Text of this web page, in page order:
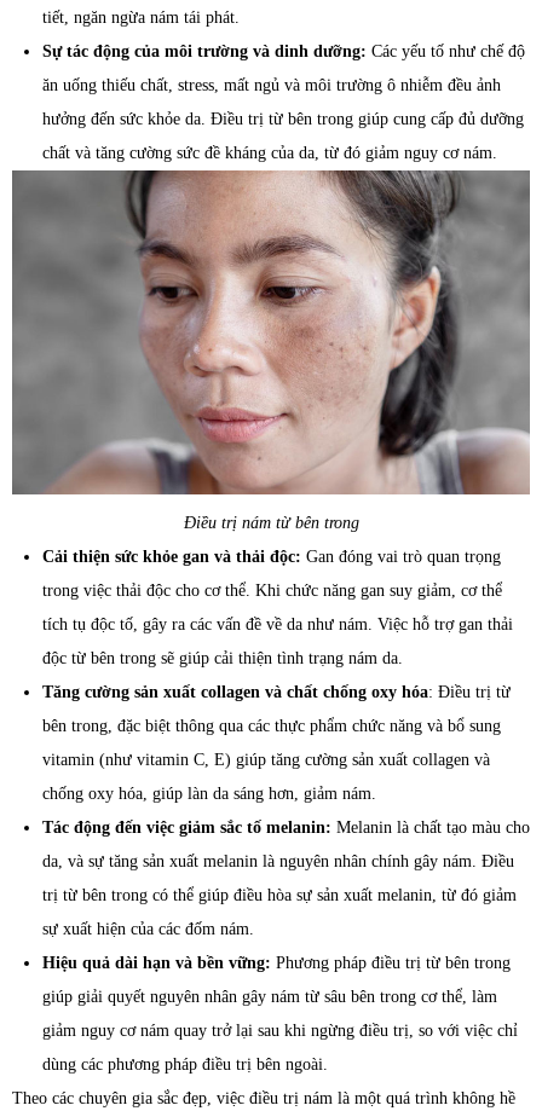
tiết, ngăn ngừa nám tái phát.
Sự tác động của môi trường và dinh dưỡng: Các yếu tố như chế độ
ăn uống thiếu chất, stress, mất ngủ và môi trường ô nhiễm đều ảnh
hưởng đến sức khỏe da. Điều trị từ bên trong giúp cung cấp đủ dưỡng
chất và tăng cường sức đề kháng của da, từ đó giảm nguy cơ nám.
Điều trị nám từ bên trong
Cải thiện sức khỏe gan và thải độc: Gan đóng vai trò quan trọng
trong việc thải độc cho cơ thể. Khi chức năng gan suy giảm, cơ thể
tích tụ độc tố, gây ra các vấn đề về da như nám. Việc hỗ trợ gan thải
độc từ bên trong sẽ giúp cải thiện tình trạng nám da.
Tăng cường sản xuất collagen và chất chống oxy hóa: Điều trị từ
bên trong, đặc biệt thông qua các thực phẩm chức năng và bổ sung
vitamin (như vitamin C, E) giúp tăng cường sản xuất collagen và
chống oxy hóa, giúp làn da sáng hơn, giảm nám.
Tác động đến việc giảm sắc tố melanin: Melanin là chất tạo màu cho
da, và sự tăng sản xuất melanin là nguyên nhân chính gây nám. Điều
trị từ bên trong có thể giúp điều hòa sự sản xuất melanin, từ đó giảm
sự xuất hiện của các đốm nám.
Hiệu quả dài hạn và bền vững: Phương pháp điều trị từ bên trong
giúp giải quyết nguyên nhân gây nám từ sâu bên trong cơ thể, làm
giảm nguy cơ nám quay trở lại sau khi ngừng điều trị, so với việc chỉ
dùng các phương pháp điều trị bên ngoài.
Theo các chuyên gia sắc đẹp, việc điều trị nám là một quá trình không hề